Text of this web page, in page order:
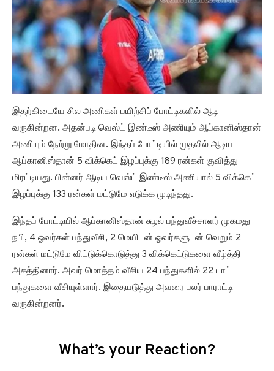
இதற்கிடையே சில அணிகள் பயிற்சிப் போட்டிகளில் ஆடி
வருகின்றன. அதன்படி வெஸ்ட் இண்டீஸ் அணியும் ஆப்கானிஸ்தான்
அணியும் நேற்று மோதின. இந்தப் போட்டியில் முதலில் ஆடிய
ஆப்கானிஸ்தான் 5 விக்கெட் இழப்புக்கு 189 ரன்கள் குவித்து
மிரட்டியது. பின்னர் ஆடிய வெஸ்ட் இண்டீஸ் அணியால் 5 விக்கெட்
இழப்புக்கு 133 ரன்கள் மட்டுமே எடுக்க முடிந்தது.
இந்தப் போட்டியில் ஆப்கானிஸ்தான் சுழல் பந்துவீச்சாளர் முகமது
நபி, 4 ஓவர்கள் பந்துவீசி, 2 மெயிடன் ஓவர்களுடன் வெறும் 2
ரன்கள் மட்டுமே விட்டுக்கொடுத்து 3 விக்கெட்டுகளை வீழ்த்தி
அசத்தினார். அவர் மொத்தம் வீசிய 24 பந்துகளில் 22 டாட்
பந்துகளை வீசியுள்ளார். இதையடுத்து அவரை பலர் பாராட்டி
வருகின்றனர்.
What’s your Reaction?